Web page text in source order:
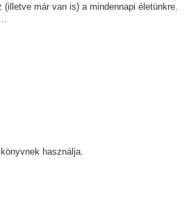
már van is) a mindennapi életünkre.
használja.